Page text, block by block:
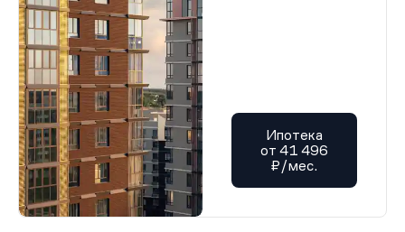
Ипотека
от 41 496
₽/мес.